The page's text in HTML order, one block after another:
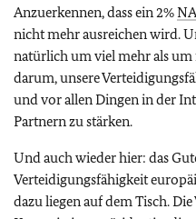
Anzuerkennen, dass ein 2%
nicht mehr ausreichen wird.
natürlich um viel mehr als um
darum, unsere
und vor allen Dingen in der
Partnern zu stärken.
Und auch wieder hier: das
Verteidigungsfähigkeit
dazu liegen auf dem Tisch.